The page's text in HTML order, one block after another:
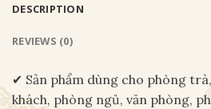
DESCRIPTION
REVIEWS (0)
✔ Sản phẩm dùng cho phòng
khách, phòng ngủ, văn phòng,